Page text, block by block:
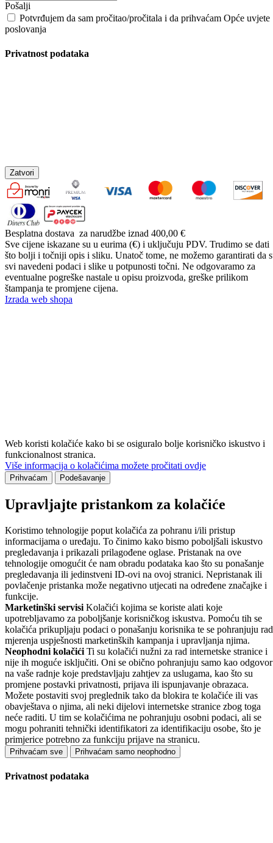
Pošalji
Potvrđujem da sam pročitao/pročitala i da prihvaćam Opće uvjete
poslovanja
Privatnost podataka
Zatvori
Besplatna dostava za narudžbe iznad 400,00 €
Sve cijene iskazane su u eurima (€) i uključuju PDV. Trudimo se dati
što bolji i točniji opis i sliku. Unatoč tome, ne možemo garantirati da
svi navedeni podaci i slike u potpunosti točni. Ne odgovaramo za
eventualne pogreške nastale u opisu proizvoda, greške prilikom
štampanja te promjene cijena.
Izrada web shopa
Web koristi kolačiće kako bi se osiguralo bolje korisničko iskustvo i
funkcionalnost stranica.
Više informacija o kolačićima možete pročitati ovdje
Prihvaćam Podešavanje
Upravljajte pristankom za kolačiće
Koristimo tehnologije poput kolačića za pohranu i/ili pristup
informacijama o uređaju. To činimo kako bismo poboljšali iskustvo
pregledavanja i prikazali prilagođene oglase. Pristanak na ove
tehnologije omogućit će nam obradu podataka kao što su ponašanje
pregledavanja ili jedinstveni ID-ovi na ovoj stranici. Nepristanak ili
povlačenje pristanka može negativno utjecati na određene značajke i
funkcije.
Marketinški servisi Kolačići kojima se koriste alati koje
upotrebljavamo za poboljšanje korisničkog iskustva. Pomoću tih se
kolačića prikupljaju podaci o ponašanju korisnika te se pohranjuju
mjerenja uspješnosti marketinških kampanja i upravljanja njima.
Neophodni kolačići Ti su kolačići nužni za rad internetske stranice i
nije ih moguće isključiti. Oni se obično pohranjuju samo kao odgovor
na vaše radnje koje predstavljaju zahtjev za uslugama, kao što su
promjene postavki privatnosti, prijava ili ispunjavanje obrazaca.
Možete postaviti svoj preglednik tako da blokira te kolačiće ili vas
obavještava o njima, ali neki dijelovi internetske stranice zbog toga
neće raditi. U tim se kolačićima ne pohranjuju osobni podaci, ali se
mogu pohraniti tehnički identifikatori za identifikaciju osobe, što je
primjerice potrebno za funkciju prijave na stranicu.
Prihvaćam sve Prihvaćam samo neophodno
Privatnost podataka